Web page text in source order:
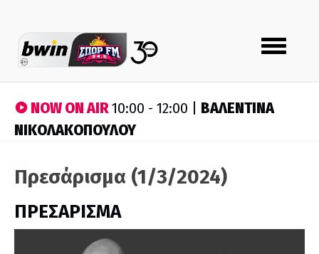
Toggle
navigation
NOW ON AIR10:00 - 12:00 | ΒΑΛΕΝΤΙΝΑ
ΝΙΚΟΛΑΚΟΠΟΥΛΟΥ
Πρεσάρισμα (1/3/2024)
ΠΡΕΣΑΡΙΣΜΑ